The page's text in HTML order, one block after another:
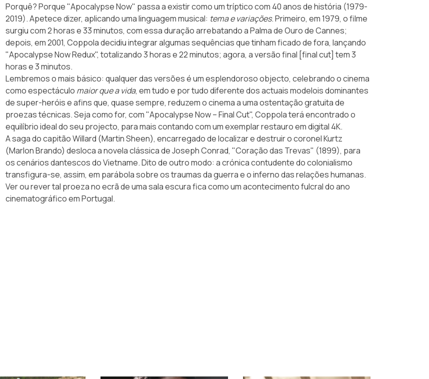
Porquê? Porque "Apocalypse Now" passa a existir como um tríptico com 40 anos de história (1979-
2019). Apetece dizer, aplicando uma linguagem musical: tema e variações. Primeiro, em 1979, o filme
surgiu com 2 horas e 33 minutos, com essa duração arrebatando a Palma de Ouro de Cannes;
depois, em 2001, Coppola decidiu integrar algumas sequências que tinham ficado de fora, lançando
"Apocalypse Now Redux", totalizando 3 horas e 22 minutos; agora, a versão final [final cut] tem 3
horas e 3 minutos.
Lembremos o mais básico: qualquer das versões é um esplendoroso objecto, celebrando o cinema
como espectáculo maior que a vida, em tudo e por tudo diferente dos actuais modelois dominantes
de super-heróis e afins que, quase sempre, reduzem o cinema a uma ostentação gratuita de
proezas técnicas. Seja como for, com"Apocalypse Now – Final Cut", Coppola terá encontrado o
equilíbrio ideal do seu projecto, para mais contando com um exemplar restauro em digital 4K.
A saga do capitão Willard (Martin Sheen), encarregado de localizar e destruir o coronel Kurtz
(Marlon Brando) desloca a novela clássica de Joseph Conrad, "Coração das Trevas" (1899), para
os cenários dantescos do Vietname. Dito de outro modo: a crónica contudente do colonialismo
transfigura-se, assim, em parábola sobre os traumas da guerra e o inferno das relações humanas.
Ver ou rever tal proeza no ecrã de uma sala escura fica como um acontecimento fulcral do ano
cinematográfico em Portugal.